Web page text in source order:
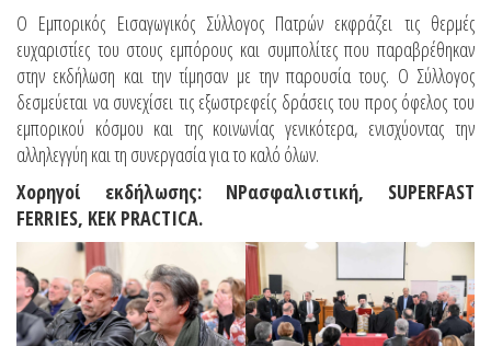
Ο Εμπορικός Εισαγωγικός Σύλλογος Πατρών εκφράζει τις θερμές
ευχαριστίες του στους εμπόρους και συμπολίτες που παραβρέθηκαν
στην εκδήλωση και την τίμησαν με την παρουσία τους. Ο Σύλλογος
δεσμεύεται να συνεχίσει τις εξωστρεφείς δράσεις του προς όφελος του
εμπορικού κόσμου και της κοινωνίας γενικότερα, ενισχύοντας την
αλληλεγγύη και τη συνεργασία για το καλό όλων.
Χορηγοί εκδήλωσης: NPασφαλιστική, SUPERFAST
FERRIES, ΚΕΚ PRACTICA.